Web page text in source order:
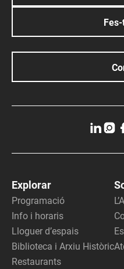
Explorar
Programació
Info i horaris
Lloguer d’espais
Biblioteca i Arxiu Històric
Restaurants